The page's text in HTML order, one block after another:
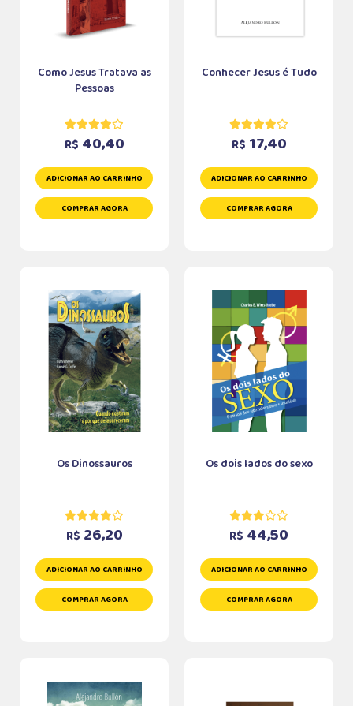
Como Jesus Tratava as
Pessoas
R$ 40,40
ADICIONAR AO CARRINHO
COMPRAR AGORA
Conhecer Jesus é Tudo
R$ 17,40
ADICIONAR AO CARRINHO
COMPRAR AGORA
Os Dinossauros
R$ 26,20
ADICIONAR AO CARRINHO
COMPRAR AGORA
Os dois lados do sexo
R$ 44,50
ADICIONAR AO CARRINHO
COMPRAR AGORA